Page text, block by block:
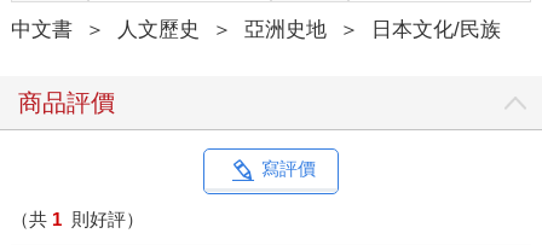
中文書 ＞ 人文歷史 ＞ 亞洲史地 ＞ 日本文化/民族
商品評價
寫評價
（共 1 則好評）